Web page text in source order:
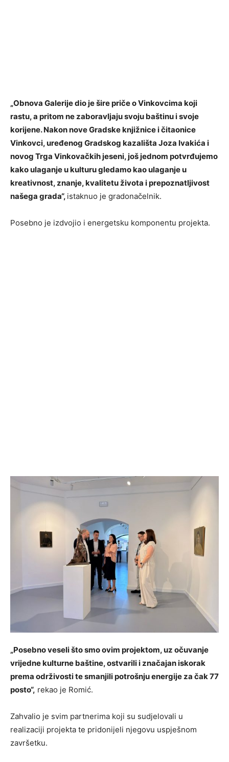
„Obnova Galerije dio je šire priče o Vinkovcima koji
rastu, a pritom ne zaboravljaju svoju baštinu i svoje
korijene. Nakon nove Gradske knjižnice i čitaonice
Vinkovci, uređenog Gradskog kazališta Joza Ivakića i
novog Trga Vinkovačkih jeseni, još jednom potvrđujemo
kako ulaganje u kulturu gledamo kao ulaganje u
kreativnost, znanje, kvalitetu života i prepoznatljivost
našega grada“, istaknuo je gradonačelnik.
Posebno je izdvojio i energetsku komponentu projekta.
„Posebno veseli što smo ovim projektom, uz očuvanje
vrijedne kulturne baštine, ostvarili i značajan iskorak
prema održivosti te smanjili potrošnju energije za čak 77
posto“, rekao je Romić.
Zahvalio je svim partnerima koji su sudjelovali u
realizaciji projekta te pridonijeli njegovu uspješnom
završetku.